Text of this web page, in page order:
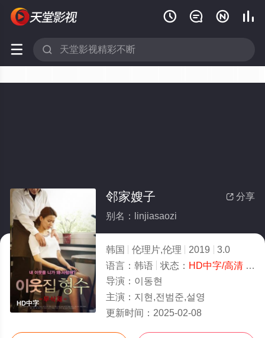
   
 
HD中字
 分享
邻家嫂子
别名：linjiasaozi
韩国 伦理片,伦理 2019
3.0
语言： 韩语 状态： HD中字/高清- 免费在线观看
导演： 이동현
主演： 지현,전범준,설영
更新时间： 2025-02-08